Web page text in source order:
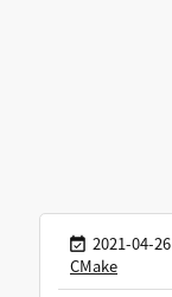
 2021-04-26
CMake